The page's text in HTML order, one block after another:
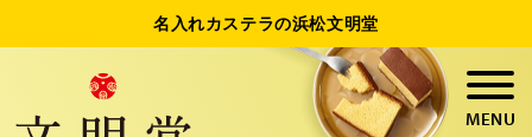
名入れカステラの浜松文明堂